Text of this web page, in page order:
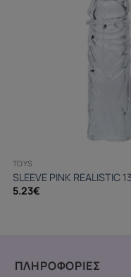
TOYS
SLEEVE PINK REALISTIC
5.23€
ΠΛΗΡΟΦΟΡΙΕΣ